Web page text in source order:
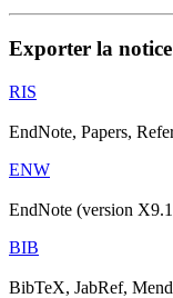
Exporter la
RIS
EndNote, Papers,
ENW
EndNote (version
BIB
BibTeX, JabRef,